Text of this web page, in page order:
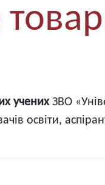
ученихЗВО
освіти,